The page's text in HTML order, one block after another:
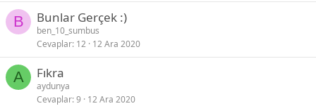
B Bunlar Gerçek :)
ben_10_sumbus
Cevaplar 12 12 Ara 2020
A Fıkra
aydunya
Cevaplar 9 12 Ara 2020